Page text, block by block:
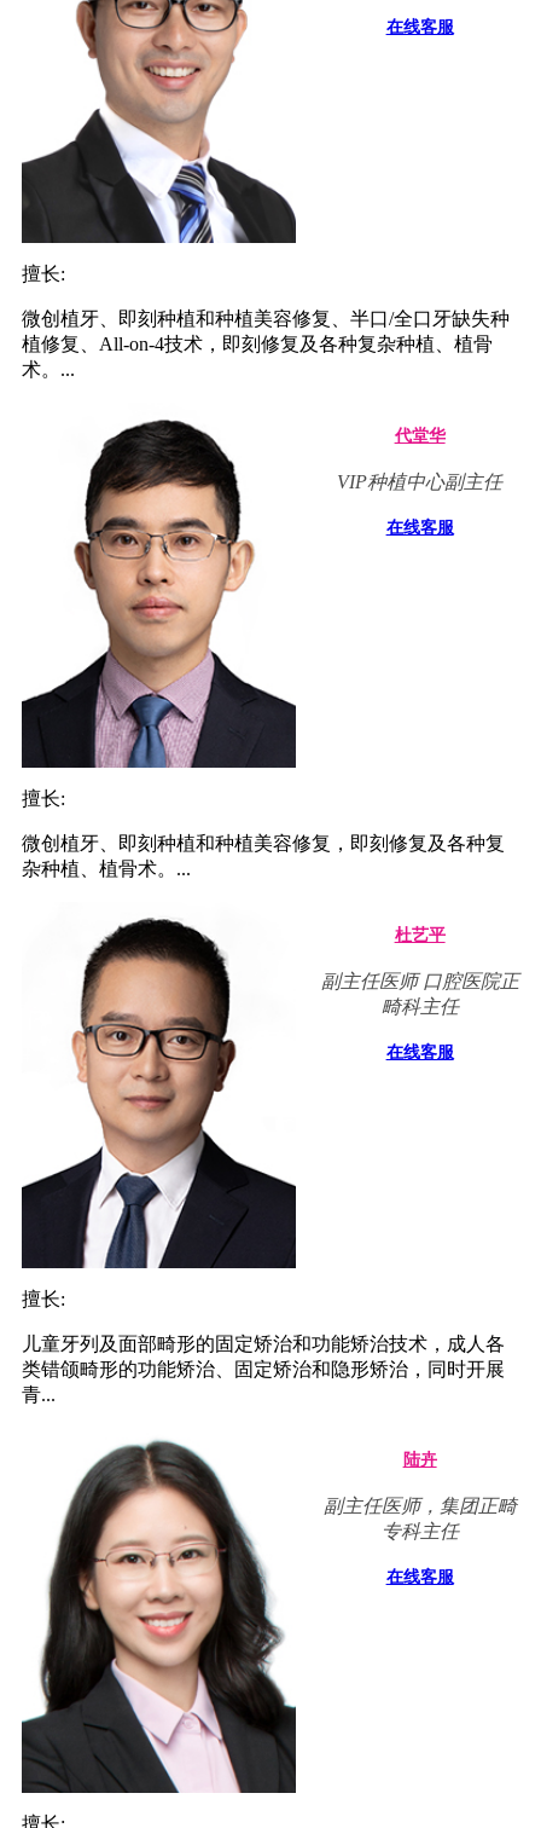
在线客服
擅长:
微创植牙、即刻种植和种植美容修复、半口/全口牙缺失种
植修复、All-on-4技术，即刻修复及各种复杂种植、植骨
术。...
代堂华
VIP种植中心副主任
在线客服
擅长:
微创植牙、即刻种植和种植美容修复，即刻修复及各种复
杂种植、植骨术。...
杜艺平
副主任医师 口腔医院正
畸科主任
在线客服
擅长:
儿童牙列及面部畸形的固定矫治和功能矫治技术，成人各
类错颌畸形的功能矫治、固定矫治和隐形矫治，同时开展
青...
陆卉
副主任医师，集团正畸
专科主任
在线客服
擅长: